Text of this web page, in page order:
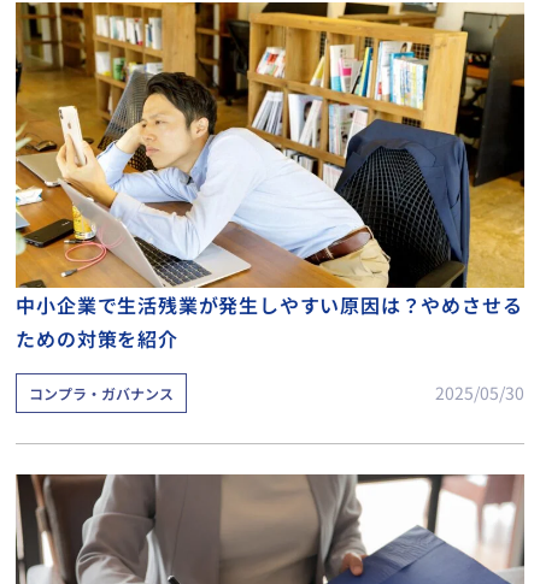
中小企業で生活残業が発生しやすい原因は？やめさせる
ための対策を紹介
コンプラ・ガバナンス 2025/05/30